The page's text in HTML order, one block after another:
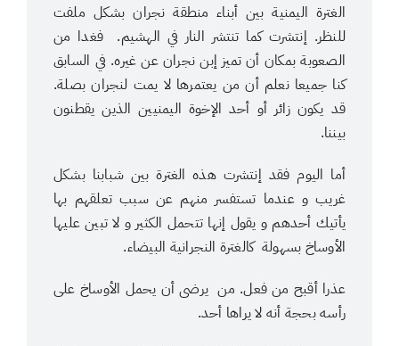
الغترة اليمنية بين أبناء منطقة نجران بشكل ملفت
للنظر. إنتشرت كما تنتشر النار في الهشيم. فغدا من
الصعوبة بمكان أن تميز إبن نجران عن غيره. في السابق
كنا جميعا نعلم أن من يعتمرها لا يمت لنجران بصلة.
قد يكون زائر أو أحد الإخوة اليمنيين الذين يقطنون
بيننا.
أما اليوم فقد إنتشرت هذه الغترة بين شبابنا بشكل
غريب و عندما تستفسر منهم عن سبب تعلقهم بها
يأتيك أحدهم و يقول إنها تتحمل الكثير و لا تبين عليها
الأوساخ بسهولة كالغترة النجرانية البيضاء.
عذرا أقبح من فعل. من يرضى أن يحمل الأوساخ على
رأسه بحجة أنه لا يراها أحد.